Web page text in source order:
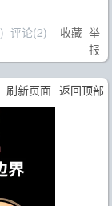
) 评论(2) 收藏 举
报
刷新页面 返回顶部